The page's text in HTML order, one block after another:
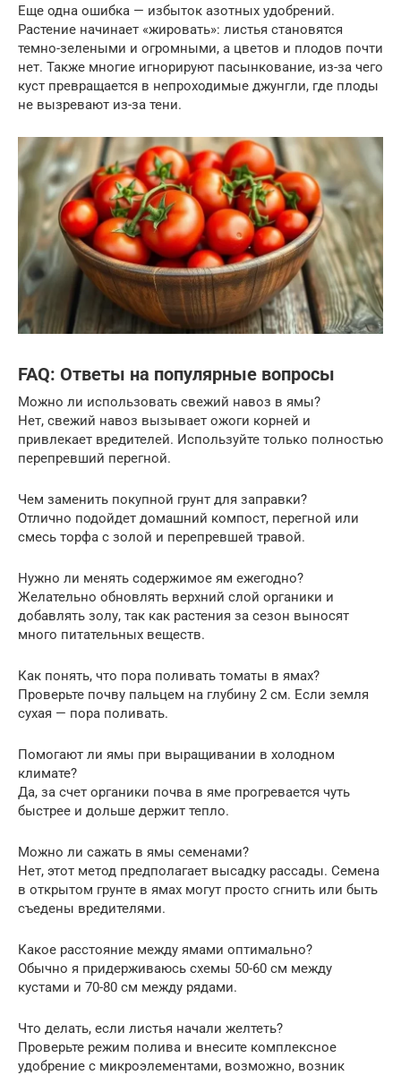
Еще одна ошибка — избыток азотных удобрений.
Растение начинает «жировать»: листья становятся
темно-зелеными и огромными, а цветов и плодов почти
нет. Также многие игнорируют пасынкование, из-за чего
куст превращается в непроходимые джунгли, где плоды
не вызревают из-за тени.
FAQ: Ответы на популярные вопросы
Можно ли использовать свежий навоз в ямы?
Нет, свежий навоз вызывает ожоги корней и
привлекает вредителей. Используйте только полностью
перепревший перегной.
Чем заменить покупной грунт для заправки?
Отлично подойдет домашний компост, перегной или
смесь торфа с золой и перепревшей травой.
Нужно ли менять содержимое ям ежегодно?
Желательно обновлять верхний слой органики и
добавлять золу, так как растения за сезон выносят
много питательных веществ.
Как понять, что пора поливать томаты в ямах?
Проверьте почву пальцем на глубину 2 см. Если земля
сухая — пора поливать.
Помогают ли ямы при выращивании в холодном
климате?
Да, за счет органики почва в яме прогревается чуть
быстрее и дольше держит тепло.
Можно ли сажать в ямы семенами?
Нет, этот метод предполагает высадку рассады. Семена
в открытом грунте в ямах могут просто сгнить или быть
съедены вредителями.
Какое расстояние между ямами оптимально?
Обычно я придерживаюсь схемы 50-60 см между
кустами и 70-80 см между рядами.
Что делать, если листья начали желтеть?
Проверьте режим полива и внесите комплексное
удобрение с микроэлементами, возможно, возник